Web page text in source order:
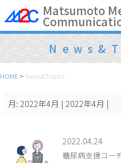
Skip
to
content
Matsumoto
HOME > News&Topics
月: 2022年4月 | 2022年4月 |
2022.04.24
糖尿病支援コー